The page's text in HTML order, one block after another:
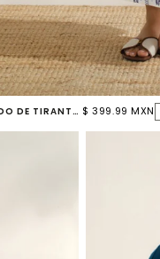
VESTIDO ESTAMPADO DE TIRANTES LUMA $ 399.99 MXN